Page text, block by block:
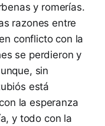
y romerías.
razones entre
conflicto con la
se perdieron y
sin
está
la esperanza
y todo con la